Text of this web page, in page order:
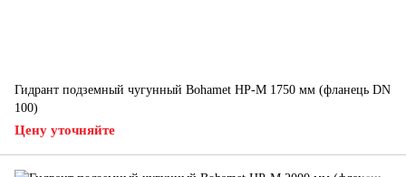
Гидрант подземный чугунный Bohamet HP-M 1750 мм (фланець DN
100)
Цену уточняйте